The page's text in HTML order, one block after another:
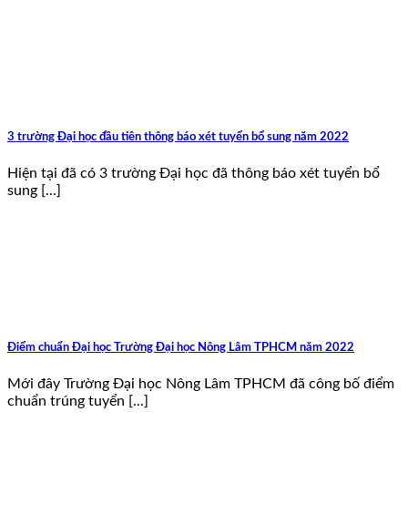
3 trường Đại học đầu tiên thông báo xét tuyển bổ sung năm 2022
Hiện tại đã có 3 trường Đại học đã thông báo xét tuyển bổ
sung [...]
Điểm chuẩn Đại học Trường Đại học Nông Lâm TPHCM năm 2022
Mới đây Trường Đại học Nông Lâm TPHCM đã công bố điểm
chuẩn trúng tuyển [...]